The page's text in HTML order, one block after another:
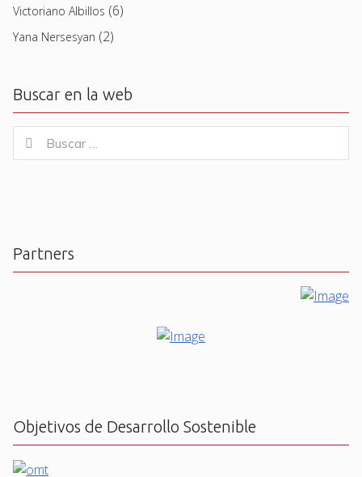
Victoriano Albillos (6)
Yana Nersesyan (2)
Buscar en la web
for:
Buscar
Partners
Objetivos de Desarrollo Sostenible